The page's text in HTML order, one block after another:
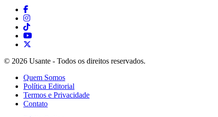
© 2026 Usante - Todos os direitos reservados.
Quem Somos
Política Editorial
Termos e Privacidade
Contato